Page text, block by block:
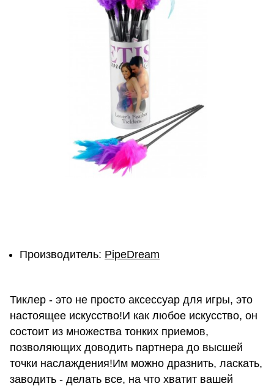
Производитель: PipeDream
Тиклер - это не просто аксессуар для игры, это
настоящее искусство!И как любое искусство, он
состоит из множества тонких приемов,
позволяющих доводить партнера до высшей
точки наслаждения!Им можно дразнить, лас­кать,
заводить - делать все, на что хватит вашей